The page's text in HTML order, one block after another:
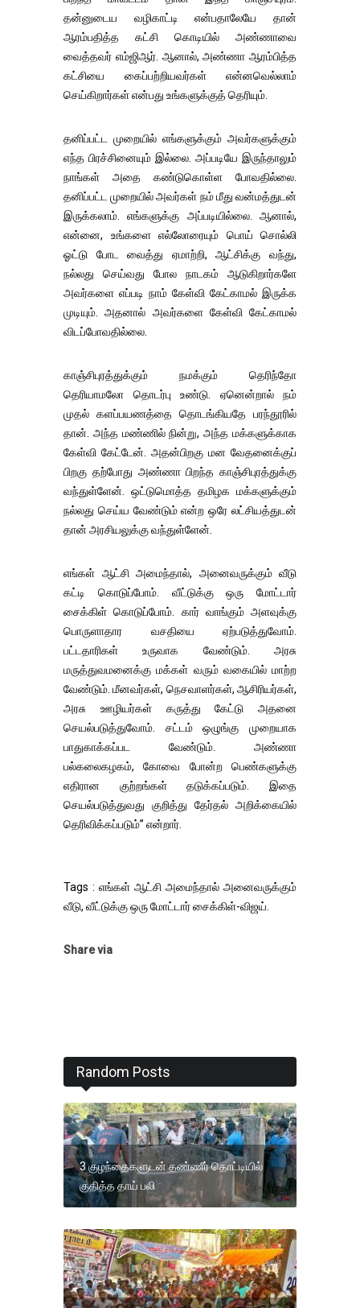
தன்னுடைய வழிகாட்டி என்பதாலேயே தான்
ஆரம்பதித்த கட்சி கொடியில் அண்ணாவை
வைத்தவர் எம்ஜிஆர். ஆனால், அண்ணா ஆரம்பித்த
கட்சியை கைப்பற்றியவர்கள் என்னவெல்லாம்
செய்கிறார்கள் என்பது உங்களுக்குத் தெரியும்.
தனிப்பட்ட முறையில் எங்களுக்கும் அவர்களுக்கும்
எந்த பிரச்சினையும் இல்லை. அப்படியே இருந்தாலும்
நாங்கள் அதை கண்டுகொள்ள போவதில்லை.
தனிப்பட்ட முறையில் அவர்கள் நம் மீது வன்மத்துடன்
இருக்கலாம். எங்களுக்கு அப்படியில்லை. ஆனால்,
என்னை, உங்களை எல்லோரையும் பொய் சொல்லி
ஓட்டு போட வைத்து ஏமாற்றி, ஆட்சிக்கு வந்து,
நல்லது செய்வது போல நாடகம் ஆடுகிறார்களே
அவர்களை எப்படி நாம் கேள்வி கேட்காமல் இருக்க
முடியும். அதனால் அவர்களை கேள்வி கேட்காமல்
விடப்போவதில்லை.
காஞ்சிபுரத்துக்கும் நமக்கும் தெரிந்தோ
தெரியாமலோ தொடர்பு உண்டு. ஏனென்றால் நம்
முதல் களப்பயணத்தை தொடங்கியதே பரந்தூரில்
தான். அந்த மண்ணில் நின்று, அந்த மக்களுக்காக
கேள்வி கேட்டேன். அதன்பிறகு மன வேதனைக்குப்
பிறகு தற்போது அண்ணா பிறந்த காஞ்சிபுரத்துக்கு
வந்துள்ளேன். ஒட்டுமொத்த தமிழக மக்களுக்கும்
நல்லது செய்ய வேண்டும் என்ற ஒரே லட்சியத்துடன்
தான் அரசியலுக்கு வந்துள்ளேன்.
எங்கள் ஆட்சி அமைந்தால், அனைவருக்கும் வீடு
கட்டி கொடுப்போம். வீட்டுக்கு ஒரு மோட்டார்
சைக்கிள் கொடுப்போம். கார் வாங்கும் அளவுக்கு
பொருளாதார வசதியை ஏற்படுத்துவோம்.
பட்டதாரிகள் உருவாக வேண்டும். அரசு
மருத்துவமனைக்கு மக்கள் வரும் வகையில் மாற்ற
வேண்டும். மீனவர்கள், நெசவாளர்கள், ஆசிரியர்கள்,
அரசு ஊழியர்கள் கருத்து கேட்டு அதனை
செயல்படுத்துவோம். சட்டம் ஒழுங்கு முறையாக
பாதுகாக்கப்பட வேண்டும். அண்ணா
பல்கலைகழகம், கோவை போன்ற பெண்களுக்கு
எதிரான குற்றங்கள் தடுக்கப்படும். இதை
செயல்படுத்துவது குறித்து தேர்தல் அறிக்கையில்
தெரிவிக்கப்படும்” என்றார்.
Tags : எங்கள் ஆட்சி அமைந்தால் அனைவருக்கும்
வீடு, வீட்டுக்கு ஒரு மோட்டார் சைக்கிள்-விஜய்.
Share via
Random Posts
3 குழந்தைகளுடன் தண்ணீர் தொட்டியில்
குதித்த தாய் பலி